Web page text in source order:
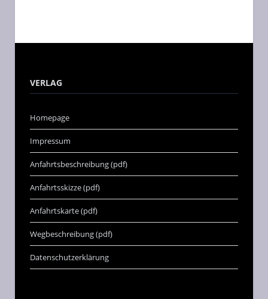
VERLAG
Homepage
Impressum
Anfahrtsbeschreibung (pdf)
Anfahrtsskizze (pdf)
Anfahrtskarte (pdf)
Wegbeschreibung (pdf)
Datenschutzerklärung